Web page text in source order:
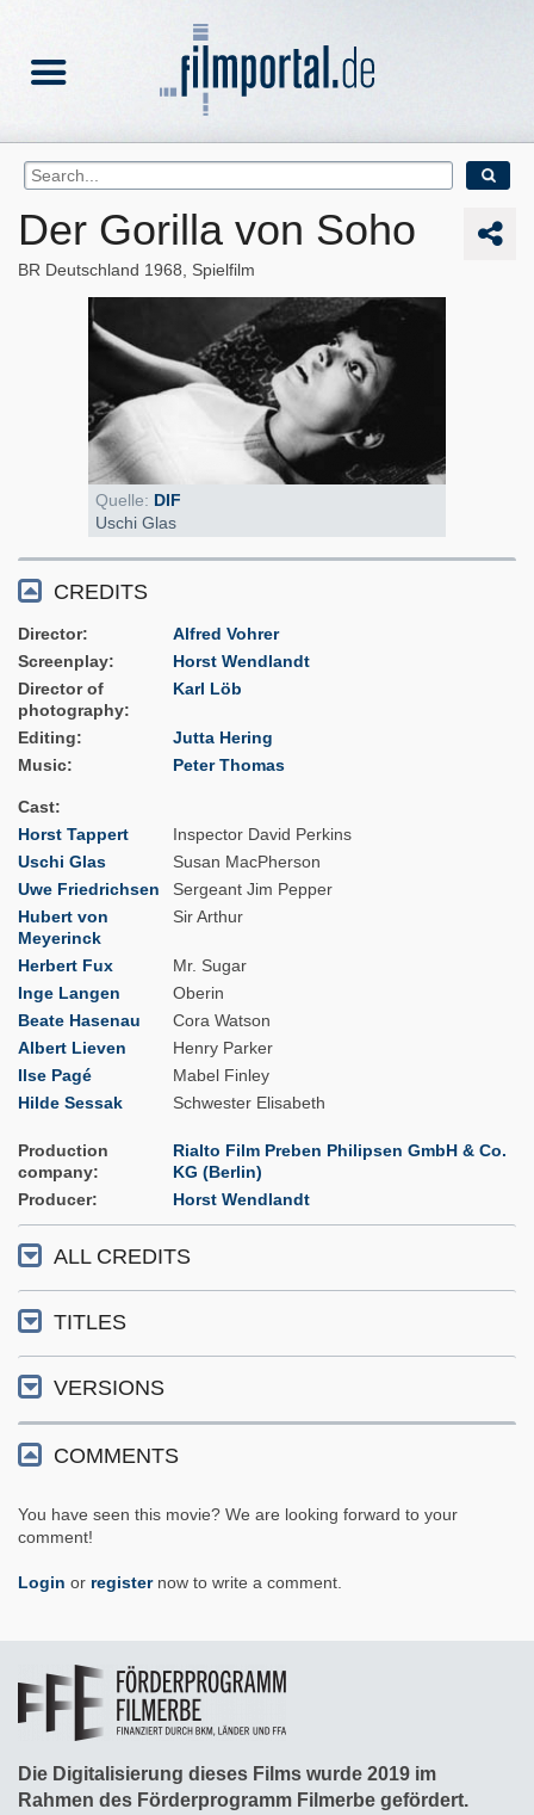
Der Gorilla von Soho
BR Deutschland 1968 Spielfilm
Quelle: DIF
Uschi Glas
CREDITS
Director
Alfred Vohrer
Screenplay
Horst Wendlandt
Director of
photography
Karl Löb
Editing
Jutta Hering
Music
Peter Thomas
Cast
Horst Tappert
Inspector David Perkins
Uschi Glas
Susan MacPherson
Uwe Friedrichsen
Sergeant Jim Pepper
Hubert von
Meyerinck
Sir Arthur
Herbert Fux
Mr. Sugar
Inge Langen
Oberin
Beate Hasenau
Cora Watson
Albert Lieven
Henry Parker
Ilse Pagé
Mabel Finley
Hilde Sessak
Schwester Elisabeth
Production
company
Rialto Film Preben Philipsen GmbH & Co.
KG (Berlin)
Producer
Horst Wendlandt
ALL CREDITS
TITLES
VERSIONS
COMMENTS
You have seen this movie? We are looking forward to your
comment!
Login or registernow to write a comment.
Die Digitalisierung dieses Films wurde 2019 im
Rahmen des Förderprogramm Filmerbe gefördert.